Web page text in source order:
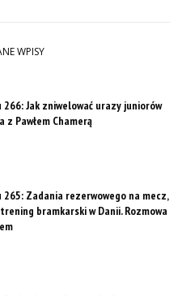
WPISY
266: Jak zniwelować urazy juniorów
z Pawłem Chamerą
265: Zadania rezerwowego na mecz,
bramkarski w Danii. Rozmowa